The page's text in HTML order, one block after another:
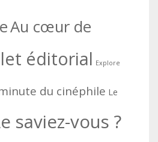
Au cœur de
éditorial Explore
du cinéphile Le
saviez-vous ?